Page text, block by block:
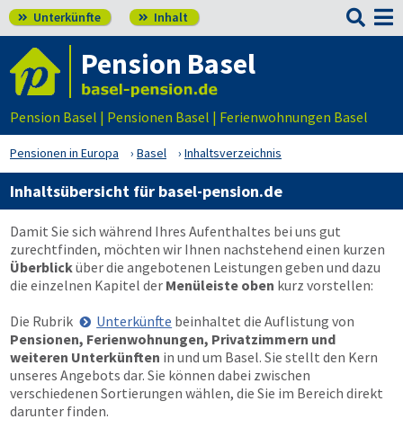
 Unterkünfte  Inhalt 
Pension Basel
Pension Basel | Pensionen Basel | Ferienwohnungen Basel
Pensionen in Europa Basel Inhaltsverzeichnis
Inhaltsübersicht für basel-pension.de
Damit Sie sich während Ihres Aufenthaltes bei uns gut
zurechtfinden, möchten wir Ihnen nachstehend einen kurzen
Überblicküber die angebotenen Leistungen geben und dazu
die einzelnen Kapitel der Menüleiste oben kurz vorstellen:
Die Rubrik
Unterkünfte beinhaltet die Auflistung von
Pensionen, Ferienwohnungen, Privatzimmern und
weiteren Unterkünften in und um Basel. Sie stellt den Kern
unseres Angebots dar. Sie können dabei zwischen
verschiedenen Sortierungen wählen, die Sie im Bereich direkt
darunter finden.